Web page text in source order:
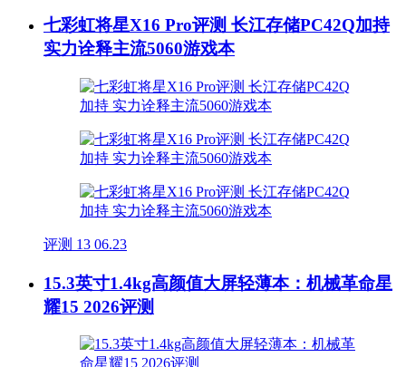
七彩虹将星X16 Pro评测 长江存储PC42Q加持
实力诠释主流5060游戏本
评测 13 06.23
15.3英寸1.4kg高颜值大屏轻薄本：机械革命星
耀15 2026评测